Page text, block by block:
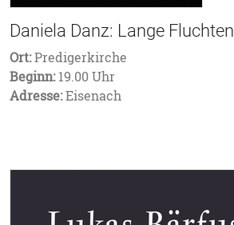
Daniela Danz: Lange Fluchten
Ort:Predigerkirche
Beginn:19.00 Uhr
Adresse:Eisenach